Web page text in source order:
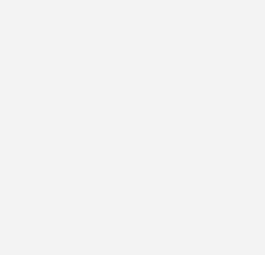
mit Parolen
Windkraft. Schon die
von Ende April reihte sich
Gesetzesinitiativen aus
Beendigung einer
in Sachsen am 1. September
Landtags und damit über die